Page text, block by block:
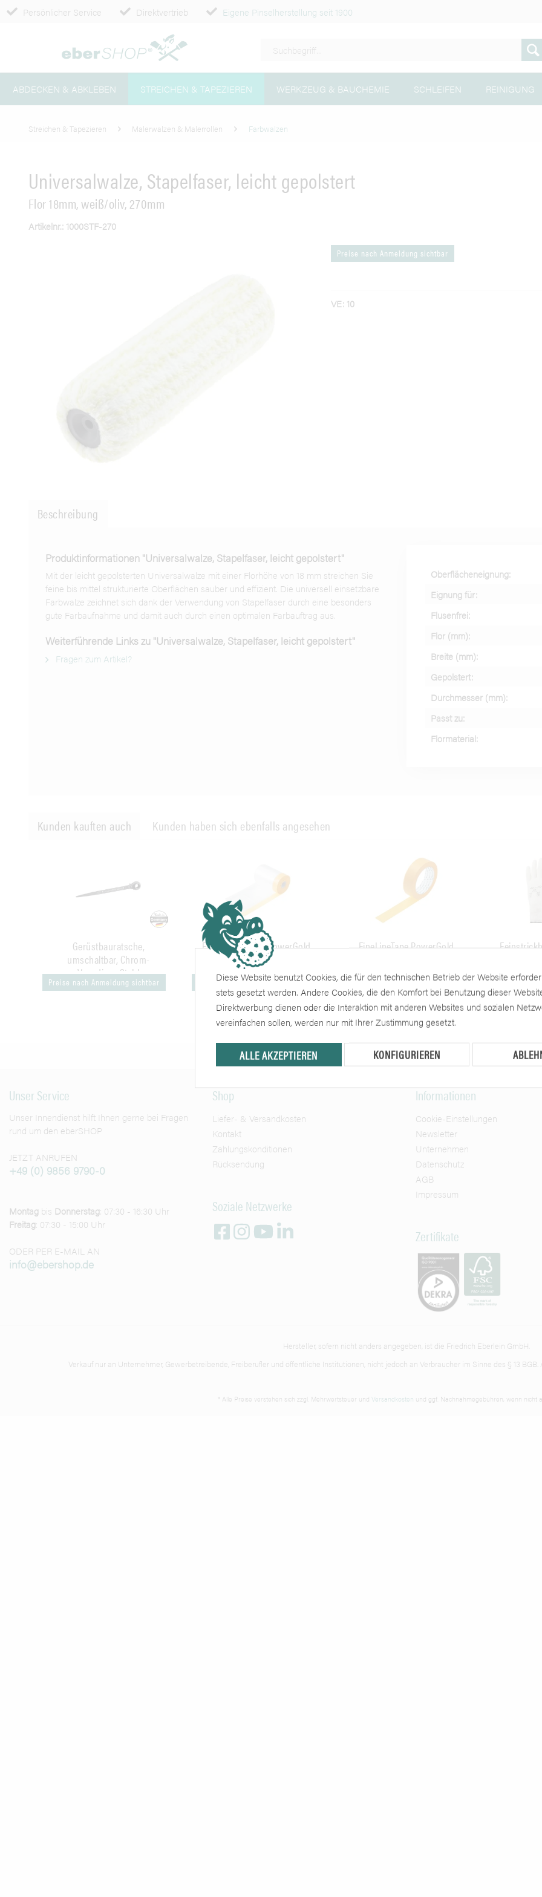
Persönlicher Service Direktvertrieb Eigene Pinselherstellung seit 1900
ABDECKEN & ABKLEBEN STREICHEN & TAPEZIEREN WERKZEUG & BAUCHEMIE SCHLEIFEN REINIGUNG
Streichen & Tapezieren Malerwalzen & Malerrollen Farbwalzen
Universalwalze, Stapelfaser, leicht gepolstert
Flor 18mm, weiß/oliv, 270mm
Artikelnr.: 1000STF-270
Preise nach Anmeldung sichtbar
VE: 10
Beschreibung
Produktinformationen "Universalwalze, Stapelfaser, leicht gepolstert"
Mit der leicht gepolsterten Universalwalze mit einer Florhöhe von 18 mm streichen Sie
feine bis mittel strukturierte Oberflächen sauber und effizient. Die universell einsetzbare
Farbwalze zeichnet sich dank der Verwendung von Stapelfaser durch eine besonders
gute Farbaufnahme und damit auch durch einen optimalen Farbauftrag aus.
Weiterführende Links zu "Universalwalze, Stapelfaser, leicht gepolstert"
Fragen zum Artikel?
Oberflächeneignung:
Eignung für:
Flusenfrei:
Flor (mm):
Breite (mm):
Gepolstert:
Durchmesser (mm):
Passt zu:
Flormaterial:
Kunden kauften auch Kunden haben sich ebenfalls angesehen
Gerüstbauratsche,
umschaltbar, Chrom-
Vanadium-Stahl
Preise nach Anmeldung sichtbar
FineLine Masker PowerGold,
Klebeband mit Folie
Preise nach Anmeldung sichtbar
FineLineTape PowerGold
Preise nach Anmeldung sichtbar Preise nach
Unser Service
Unser Innendienst hilft Ihnen gerne bei Fragen
rund um den eberSHOP
JETZT ANRUFEN
+49 (0) 9856 9790-0
Montag bis Donnerstag: 07:30 - 16:30 Uhr
Freitag: 07:30 - 15:00 Uhr
ODER PER E-MAIL AN
info@ebershop.de
Shop
Liefer- & Versandkosten
Kontakt
Zahlungskonditionen
Rücksendung
Soziale Netzwerke
Informationen
Cookie-Einstellungen
Newsletter
Unternehmen
Datenschutz
AGB
Impressum
Zertifikate
Hersteller, sofern nicht anders angegeben, ist die Friedrich Eberlein GmbH.
Verkauf nur an Unternehmer, Gewerbetreibende, Freiberufler und öffentliche Institutionen, nicht jedoch an Verbraucher im Sinne des § 13
* Alle Preise verstehen sich zzgl. Mehrwertsteuer und Versandkosten und ggf. Nachnahmegebühren, wenn nicht
Diese Website benutzt Cookies, die für den technischen Betrieb der Website
stets gesetzt werden. Andere Cookies, die den Komfort bei Benutzung dieser
Direktwerbung dienen oder die Interaktion mit anderen Websites und sozialen
vereinfachen sollen, werden nur mit Ihrer Zustimmung gesetzt.
ALLE AKZEPTIEREN KONFIGURIEREN